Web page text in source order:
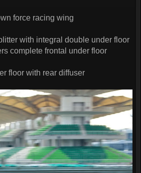
force racing wing
with integral double under floor
complete frontal under floor
floor with rear diffuser